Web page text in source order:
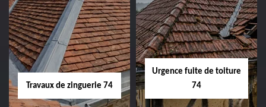
Travaux de zinguerie 74
Urgence fuite de toiture
74